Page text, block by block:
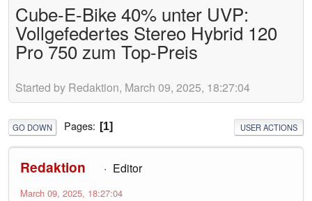
Cube-E-Bike 40% unter UVP:
Vollgefedertes Stereo Hybrid 120
Pro 750 zum Top-Preis
Started by Redaktion, March 09, 2025, 18:27:04
GO DOWN Pages 1 USER ACTIONS
Redaktion Editor
March 09, 2025, 18:27:04